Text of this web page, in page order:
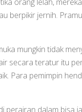
berpikir jernih.
mungkin tidak
secara teratur itu
Para pemimpin
perairan dalam bisa